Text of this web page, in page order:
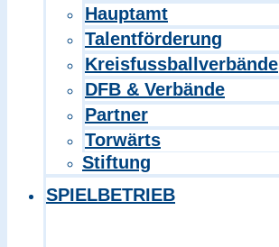
Hauptamt
Talentförderung
Kreisfussballverbände
DFB & Verbände
Partner
Torwärts
Stiftung
SPIELBETRIEB